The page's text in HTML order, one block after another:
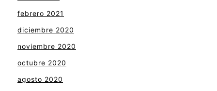
febrero 2021
diciembre 2020
noviembre 2020
octubre 2020
agosto 2020